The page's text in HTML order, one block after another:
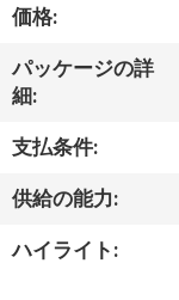
つ
い
て
価格:
パッケージの詳
細:
支払条件:
供給の能力:
ハイライト: